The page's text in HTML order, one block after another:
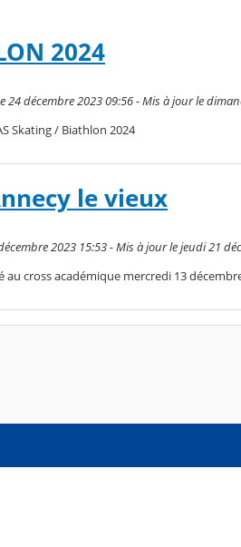
2024
24 décembre 2023 09:56 - Mis à jour le
Skating / Biathlon 2024
le vieux
2023 15:53 - Mis à jour le jeudi 21
cross académique mercredi 13